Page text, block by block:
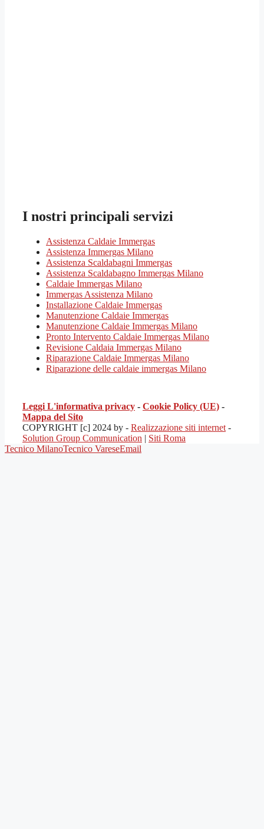
I nostri principali servizi
Assistenza Caldaie Immergas
Assistenza Immergas Milano
Assistenza Scaldabagni Immergas
Assistenza Scaldabagno Immergas Milano
Caldaie Immergas Milano
Immergas Assistenza Milano
Installazione Caldaie Immergas
Manutenzione Caldaie Immergas
Manutenzione Caldaie Immergas Milano
Pronto Intervento Caldaie Immergas Milano
Revisione Caldaia Immergas Milano
Riparazione Caldaie Immergas Milano
Riparazione delle caldaie immergas Milano
Leggi L'informativa privacy - Cookie Policy (UE) -
Mappa del Sito
COPYRIGHT [c] 2024 by - Realizzazione siti internet -
Solution Group Communication | Siti Roma
Tecnico MilanoTecnico VareseEmail